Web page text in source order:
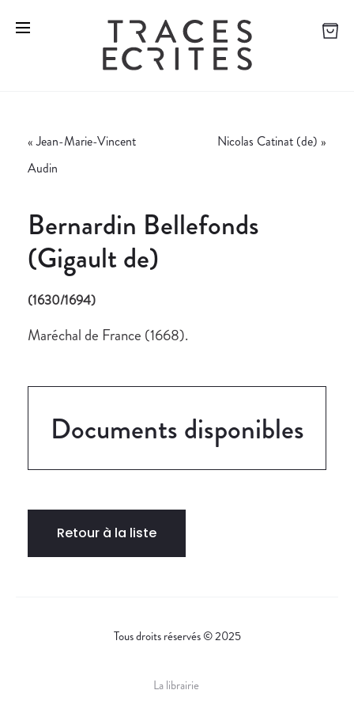
«Jean-Marie-Vincent
Audin
Nicolas Catinat (de) »
Bernardin Bellefonds
(Gigault de)
(1630/1694)
Maréchal de France (1668).
Documents disponibles
Retour à la liste
Tous droits réservés © 2025
La librairie